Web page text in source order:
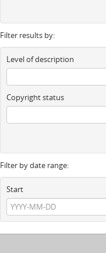
Filter results by:
Level of description
Copyright status
Filter by date range:
Start